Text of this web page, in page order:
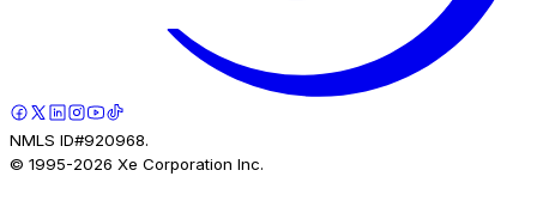
NMLS ID#920968.
© 1995-2026 Xe Corporation Inc.